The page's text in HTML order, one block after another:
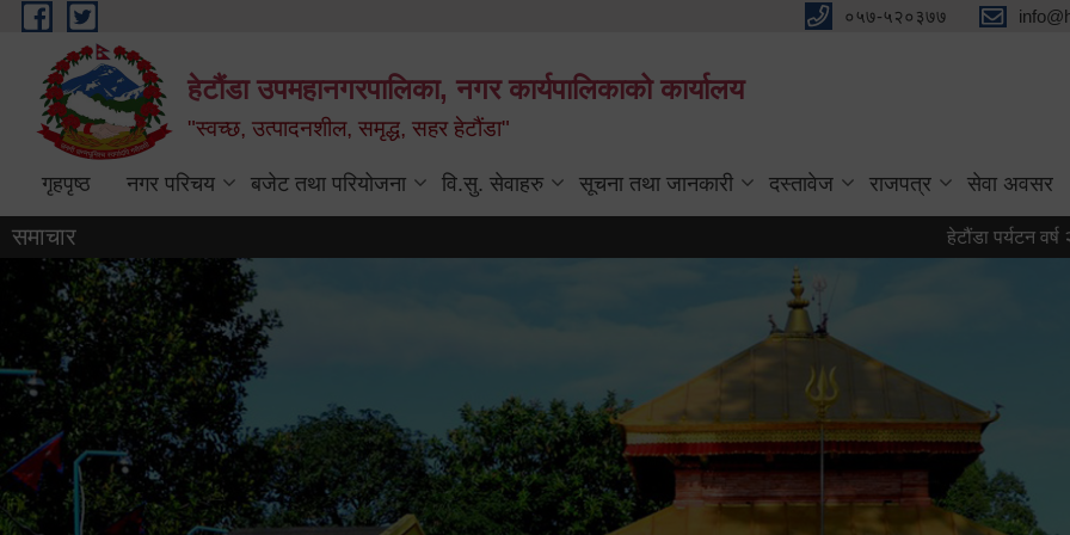
Skip to main content ०५७-५२०३७७
हेटौंडा उपमहानगरपालिका, नगर कार्यपालिकाको कार्यालय
"स्वच्छ, उत्पादनशील, समृद्ध, सहर हेटौंडा"
गृहपृष्ठ नगर परिचय बजेट तथा परियोजना वि.सु. सेवाहरु सूचना तथा जानकारी दस्तावेज राजपत्र सेवा अवसर
समाचार हेटौंडा पर्यटन वर्ष २०८३